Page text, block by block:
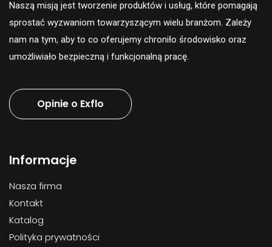
Naszą misją jest tworzenie produktów i usług, które pomagają
sprostać wyzwaniom towarzyszącym wielu branżom. Zależy
nam na tym, aby to co oferujemy chroniło środowisko oraz
umożliwiało bezpieczną i funkcjonalną pracę.
Opinie o Exflo
Informacje
Nasza firma
Kontakt
Katalog
Polityka prywatności